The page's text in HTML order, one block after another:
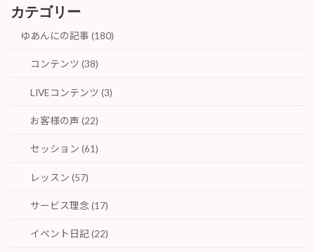
カテゴリー
ゆあんにの記事 (180)
コンテンツ (38)
LIVEコンテンツ (3)
お客様の声 (22)
セッション (61)
レッスン (57)
サービス理念 (17)
イベント日記 (22)